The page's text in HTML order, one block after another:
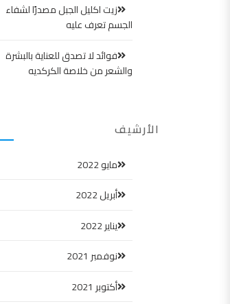
زيت اكليل الجبل مصدرًا لشفاء
الجسم تعرف عليه
فوائد لا تصدق للعناية بالبشرة
والشعر من خلاصة الكركديه
الأرشيف
مايو 2022
أبريل 2022
يناير 2022
نوفمبر 2021
أكتوبر 2021